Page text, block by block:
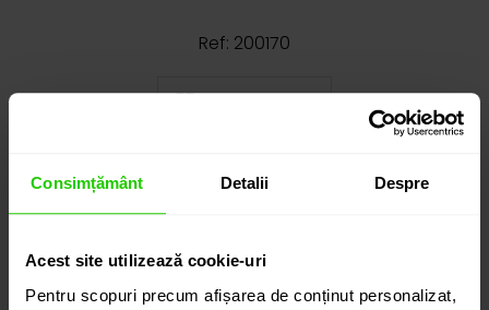
Consimțământ Detalii Despre
Acest site utilizează cookie-uri
Pentru scopuri precum afișarea de conținut personalizat,
Ref: 200170
6.570